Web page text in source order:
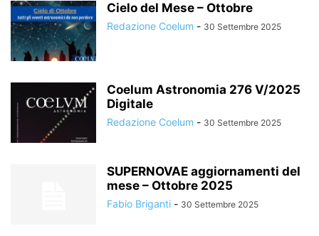
Cielo del Mese – Ottobre
Redazione Coelum - 30 Settembre 2025
Coelum Astronomia 276 V/2025
Digitale
Redazione Coelum - 30 Settembre 2025
SUPERNOVAE aggiornamenti del
mese – Ottobre 2025
Fabio Briganti - 30 Settembre 2025